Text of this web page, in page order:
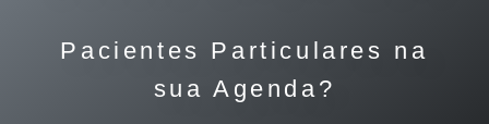
Pacientes Particulares na
sua Agenda?